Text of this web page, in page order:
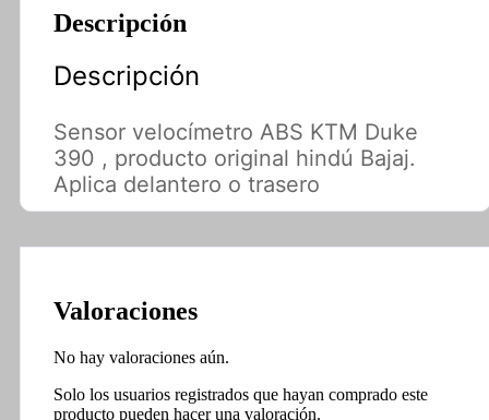
Descripción
Descripción
Sensor velocímetro ABS KTM Duke
390 , producto original hindú Bajaj.
Aplica delantero o trasero
Valoraciones
No hay valoraciones aún.
Solo los usuarios registrados que hayan comprado este
producto pueden hacer una valoración.